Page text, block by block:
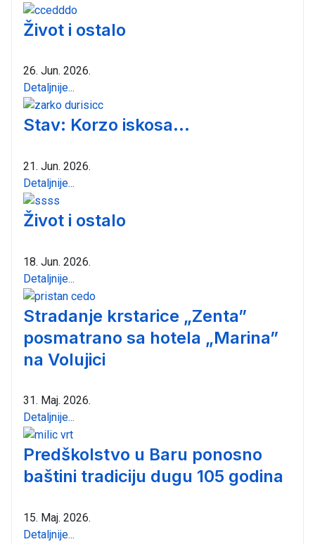
Život i ostalo
26. Jun. 2026.
Detaljnije...
Stav: Korzo iskosa...
21. Jun. 2026.
Detaljnije...
Život i ostalo
18. Jun. 2026.
Detaljnije...
Stradanje krstarice „Zenta”
posmatrano sa hotela „Marina”
na Volujici
31. Maj. 2026.
Detaljnije...
Predškolstvo u Baru ponosno
baštini tradiciju dugu 105 godina
15. Maj. 2026.
Detaljnije...